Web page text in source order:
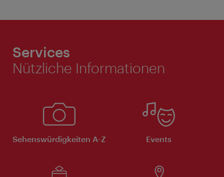
Services
Nützliche Informationen
Sehenswürdigkeiten A-Z Events